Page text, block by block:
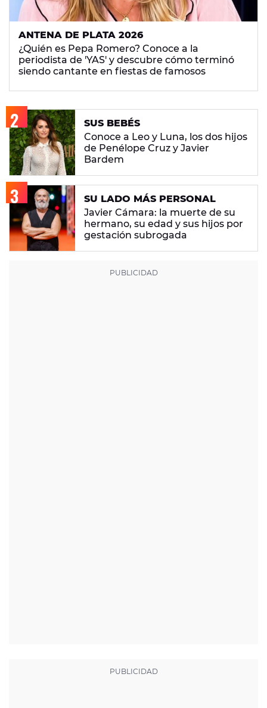
ANTENA DE PLATA 2026
¿Quién es Pepa Romero? Conoce a la
periodista de 'YAS' y descubre cómo terminó
siendo cantante en fiestas de famosos
SUS BEBÉS
Conoce a Leo y Luna, los dos hijos
de Penélope Cruz y Javier
Bardem
SU LADO MÁS PERSONAL
Javier Cámara: la muerte de su
hermano, su edad y sus hijos por
gestación subrogada